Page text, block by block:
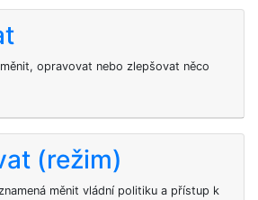
opravovat nebo zlepšovat něco
(režim)
měnit vládní politiku a přístup k